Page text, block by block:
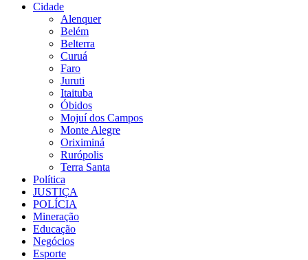
Cidade
Alenquer
Belém
Belterra
Curuá
Faro
Juruti
Itaituba
Óbidos
Mojuí dos Campos
Monte Alegre
Oriximiná
Rurópolis
Terra Santa
Política
JUSTIÇA
POLÍCIA
Mineração
Educação
Negócios
Esporte